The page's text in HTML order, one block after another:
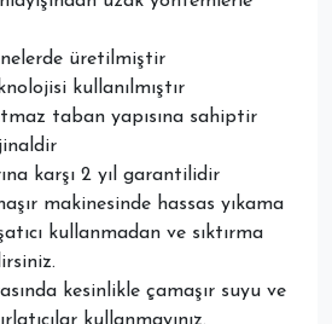
üretilmiştir
kullanılmıştır
taban yapısına sahiptir
karşı 2 yıl garantilidir
makinesinde hassas yıkama
kullanmadan ve sıktırma
kesinlikle çamaşır suyu ve
kullanmayınız.